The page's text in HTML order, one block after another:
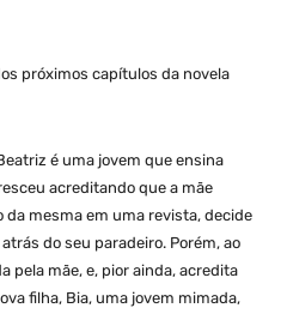
próximos capítulos da novela
é uma jovem que ensina
acreditando que a mãe
da mesma em uma revista, decide
do seu paradeiro. Porém, ao
pela mãe, e, pior ainda, acredita
filha, Bia, uma jovem mimada,